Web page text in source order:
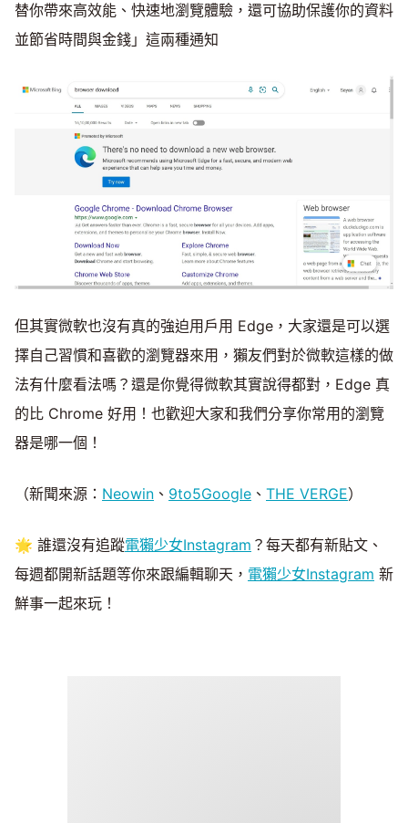
替你帶來高效能、快速地瀏覽體驗，還可協助保護你的資料
並節省時間與金錢」這兩種通知
但其實微軟也沒有真的強迫用戶用 Edge，大家還是可以選
擇自己習慣和喜歡的瀏覽器來用，獺友們對於微軟這樣的做
法有什麼看法嗎？還是你覺得微軟其實說得都對，Edge 真
的比 Chrome 好用！也歡迎大家和我們分享你常用的瀏覽
器是哪一個！
（新聞來源： Neowin 、 9to5Google 、 THE VERGE）
🌟 誰還沒有追蹤電獺少女Instagram ？每天都有新貼文、
每週都開新話題等你來跟編輯聊天， 電獺少女Instagram 新
鮮事一起來玩！